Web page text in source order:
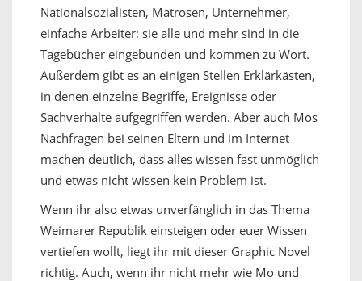
Nationalsozialisten, Matrosen, Unternehmer,
einfache Arbeiter: sie alle und mehr sind in die
Tagebücher eingebunden und kommen zu Wort.
Außerdem gibt es an einigen Stellen Erklärkästen,
in denen einzelne Begriffe, Ereignisse oder
Sachverhalte aufgegriffen werden. Aber auch Mos
Nachfragen bei seinen Eltern und im Internet
machen deutlich, dass alles wissen fast unmöglich
und etwas nicht wissen kein Problem ist.
Wenn ihr also etwas unverfänglich in das Thema
Weimarer Republik einsteigen oder euer Wissen
vertiefen wollt, liegt ihr mit dieser Graphic Novel
richtig. Auch, wenn ihr nicht mehr wie Mo und